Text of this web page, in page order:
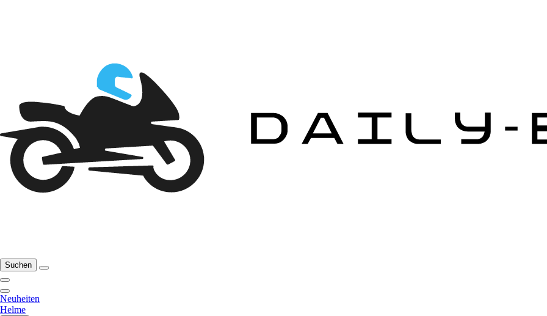
Suchen
Neuheiten
Helme